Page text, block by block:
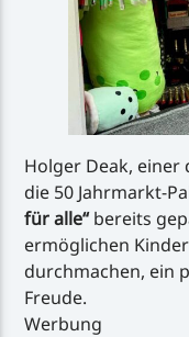
Holger Deak, einer
die 50 Jahrmarkt-
für alle“bereits
ermöglichen
durchmachen, ein
Freude.
Werbung